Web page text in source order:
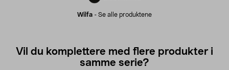
Wilfa - Se alle produktene
Vil du komplettere med flere produkter i
samme serie?